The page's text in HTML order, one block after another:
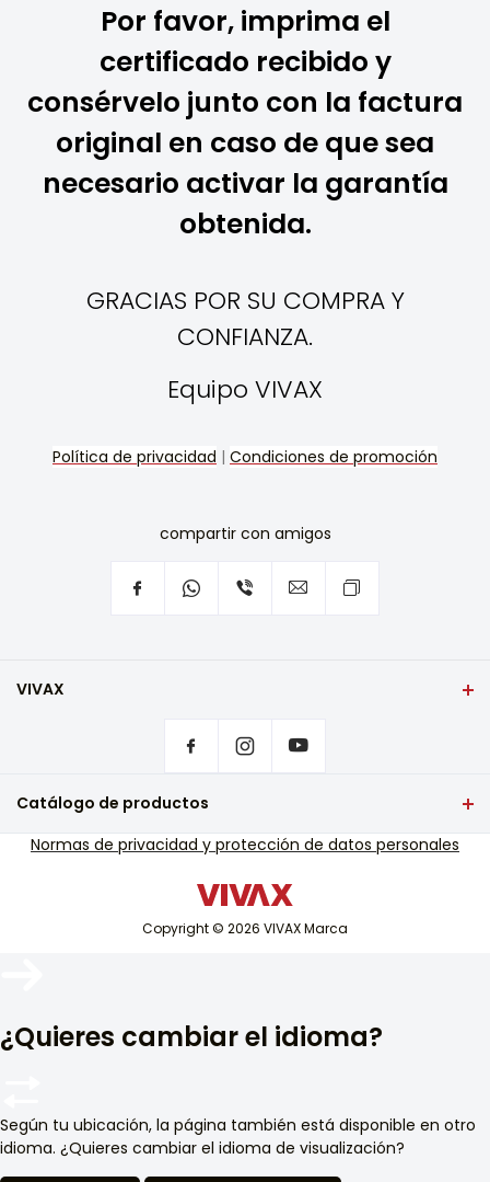
Por favor, imprima el
certificado recibido y
consérvelo junto con la factura
original en caso de que sea
necesario activar la garantía
obtenida.
GRACIAS POR SU COMPRA Y
CONFIANZA.
Equipo VIVAX
Política de privacidad | Condiciones de promoción
compartir con amigos
VIVAX
¿Dónde comprar productos VIVAX?
Soporte de servicio de garantía
Soporte de servicio fuera de garantía
Catálogo de productos
televisión y audio
Aire acondicionadoCopyright © 2026 VIVAX Marca
Normas de privacidad y protección de datos personales
¿Quieres cambiar el idioma?
Según tu ubicación, la página también está disponible en otro
idioma. ¿Quieres cambiar el idioma de visualización?